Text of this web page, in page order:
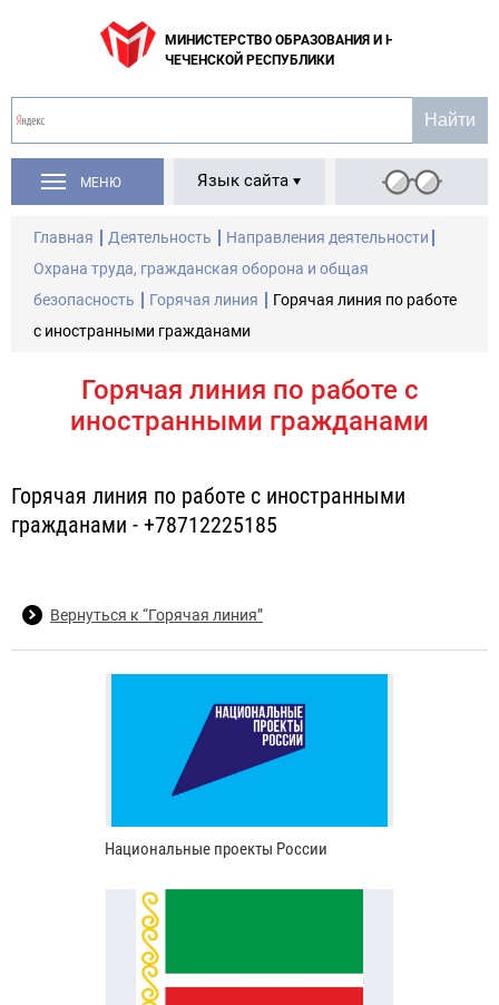
МИНИСТЕРСТВО ОБРАЗОВАНИЯ И НАУКИ
ЧЕЧЕНСКОЙ РЕСПУБЛИКИ
МЕНЮ Язык сайта
Главная Деятельность
Направления деятельности
Охрана труда, гражданская оборона и общая
безопасность
Горячая линия
Горячая линия по работе
с иностранными гражданами
Горячая линия по работе с
иностранными гражданами
Горячая линия по работе с иностранными
гражданами - +78712225185
Вернуться к “Горячая линия”
Национальные проекты России